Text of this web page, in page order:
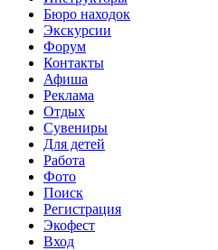
Бюро находок
Экскурсии
Форум
Контакты
Афиша
Реклама
Отдых
Сувениры
Для детей
Работа
Фото
Поиск
Регистрация
Экофест
Вход